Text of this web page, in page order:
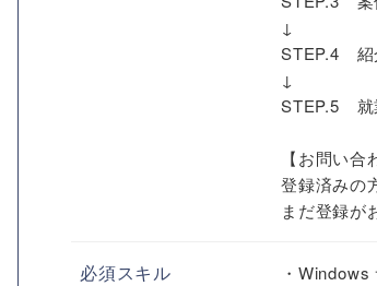
↓
STEP.4 紹
↓
STEP.5 就
【お問い合
登録済みの
まだ登録が
必須スキル
・